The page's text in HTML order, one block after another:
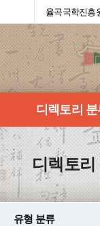
율곡국학진흥
디렉토리
디렉토리
유형 분류